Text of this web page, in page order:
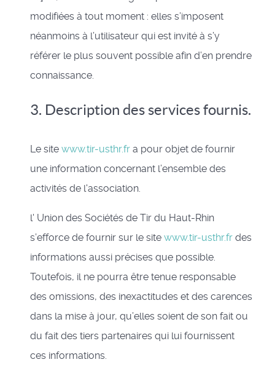
modifiées à tout moment : elles s’imposent
néanmoins à l’utilisateur qui est invité à s’y
référer le plus souvent possible afin d’en prendre
connaissance.
3. Description des services fournis.
Le site www.tir-usthr.fr a pour objet de fournir
une information concernant l’ensemble des
activités de l'association.
l' Union des Sociétés de Tir du Haut-Rhin
s’efforce de fournir sur le site www.tir-usthr.fr des
informations aussi précises que possible.
Toutefois, il ne pourra être tenue responsable
des omissions, des inexactitudes et des carences
dans la mise à jour, qu’elles soient de son fait ou
du fait des tiers partenaires qui lui fournissent
ces informations.